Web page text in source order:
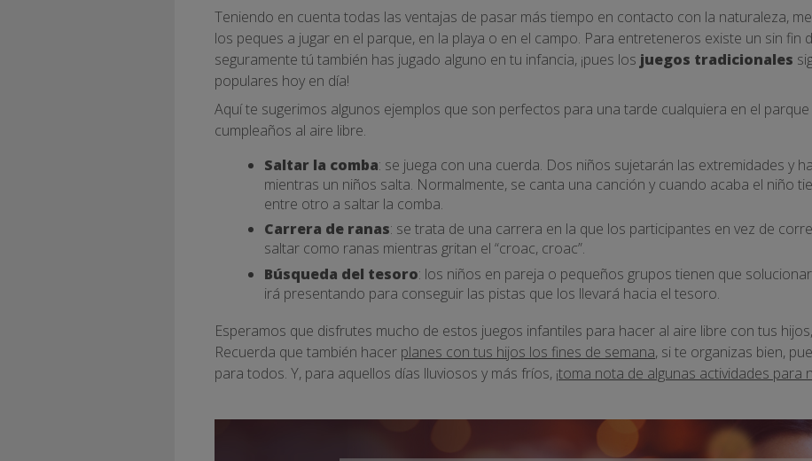
Teniendo en cuenta todas las ventajas de pasar más tiempo en contacto con la naturaleza,
los peques a jugar en el parque, en la playa o en el campo. Para entreteneros existe un sin fin
seguramente tú también has jugado alguno en tu infancia, ¡pues los juegos tradicionales
populares hoy en día!
Aquí te sugerimos algunos ejemplos que son perfectos para una tarde cualquiera en el
cumpleaños al aire libre.
Saltar la comba: se juega con una cuerda. Dos niños sujetarán las extremidades y
mientras un niños salta. Normalmente, se canta una canción y cuando acaba el niño
entre otro a saltar la comba.
Carrera de ranas: se trata de una carrera en la que los participantes en vez de
saltar como ranas mientras gritan el “croac, croac”.
Búsqueda del tesoro: los niños en pareja o pequeños grupos tienen que
irá presentando para conseguir las pistas que los llevará hacia el tesoro.
Esperamos que disfrutes mucho de estos juegos infantiles para hacer al aire libre con tus
Recuerda que también hacer planes con tus hijos los fines de semana, si te organizas bien,
para todos. Y, para aquellos días lluviosos y más fríos, ¡toma nota de algunas actividades para